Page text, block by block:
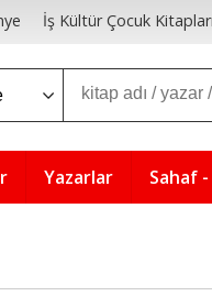
İş Kültür Çocuk Kitapları
Yazarlar Sahaf